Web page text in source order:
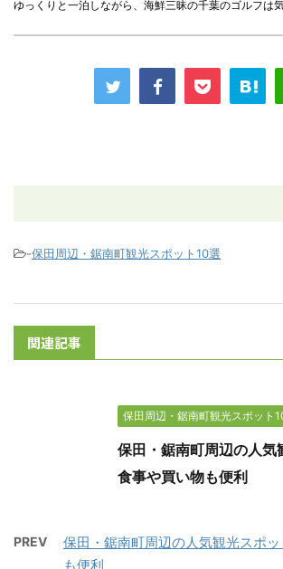
ゆっくりと一泊しながら、海鮮三昧の千葉のゴルフは
-保田周辺・鋸南町観光スポット10選
関連記事
保田周辺・鋸南町観光スポット
保田・鋸南町周辺の人気
食事や買い物も便利
PREV
保田・鋸南町周辺の人気観光スポ
も便利